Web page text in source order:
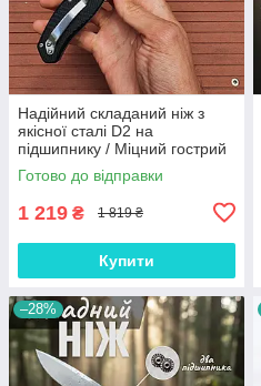
Надійний складаний ніж з
якісної сталі D2 на
підшипнику / Міцний гострий
кишеньковий ножик фліппер
21 см на кожен день, JJ47
Готово до відправки
1 219 ₴ 1 819 ₴
Купити
–28%